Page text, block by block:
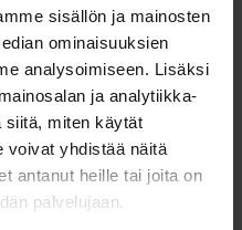
sisällön ja mainosten
ominaisuuksien
analysoimiseen. Lisäksi
ja analytiikka-
siitä, miten käytät
voivat yhdistää näitä
antanut heille tai joita on
palvelujaan.
lisätyötä, Toppila
myytävän
omistajuuden
kaipaaviksi